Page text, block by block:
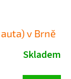
v Brně
Skladem